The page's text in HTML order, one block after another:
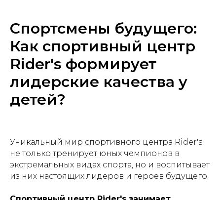
Спортсмены будущего:
Как спортивный центр
Rider's формирует
лидерские качества у
детей?
Уникальный мир спортивного центра Rider's
не только тренирует юных чемпионов в
экстремальных видах спорта, но и воспитывает
из них настоящих лидеров и героев будущего.